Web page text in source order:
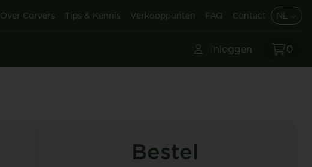
Over Corvers Tips & Kennis Verkooppunten FAQ Contact NL
Inloggen 0
Bestel